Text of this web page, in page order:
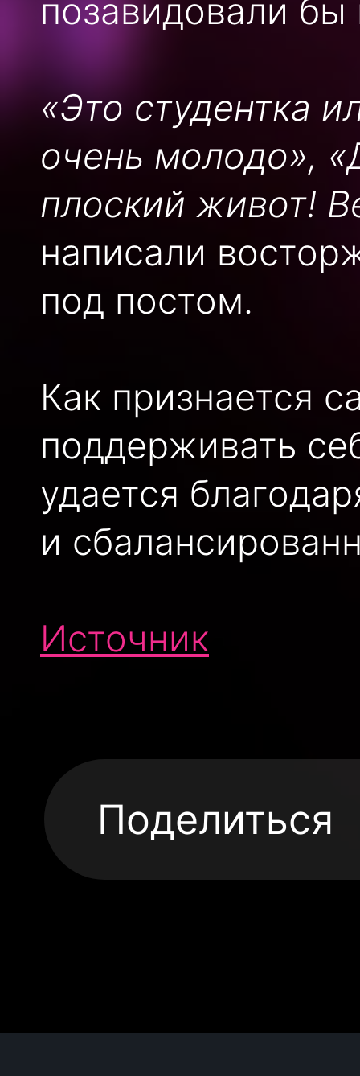
позавидовали
«Это студентка
очень молодо»,
плоский живот!
написали
под постом.
Как признается
поддерживать
удается
и
Источник
Поделиться